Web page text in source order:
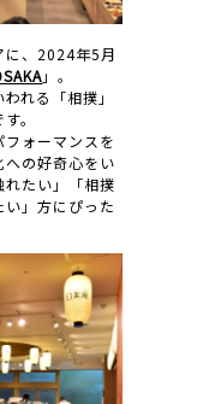
に、2024年5月
」。
れる「相撲」
。
ォーマンスを
の好奇心をい
たい」「相撲
」方にぴった